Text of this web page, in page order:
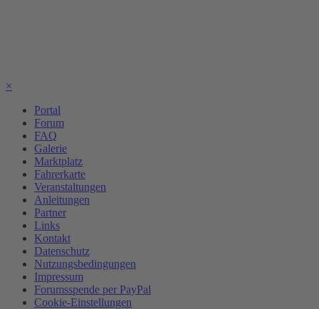
×
Portal
Forum
FAQ
Galerie
Marktplatz
Fahrerkarte
Veranstaltungen
Anleitungen
Partner
Links
Kontakt
Datenschutz
Nutzungsbedingungen
Impressum
Forumsspende per PayPal
Cookie-Einstellungen